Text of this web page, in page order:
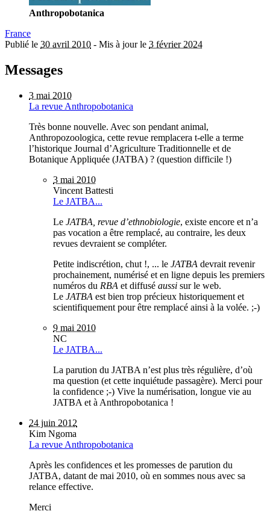
Anthropobotanica
France
Publié le 30 avril 2010 - Mis à jour le 3 février 2024
Messages
3 mai 2010
La revue Anthropobotanica
Très bonne nouvelle. Avec son pendant animal,
Anthropozoologica, cette revue remplacera t-elle a terme
l’historique Journal d’Agriculture Traditionnelle et de
Botanique Appliquée (JATBA) ? (question difficile !)
3 mai 2010
Vincent Battesti
Le JATBA...
Le JATBA, revue d’ethnobiologie, existe encore et n’a
pas vocation a être remplacé, au contraire, les deux
revues devraient se compléter.
Petite indiscrétion, chut !, ... le JATBA devrait revenir
prochainement, numérisé et en ligne depuis les premiers
numéros du RBA et diffusé aussi sur le web.
Le JATBA est bien trop précieux historiquement et
scientifiquement pour être remplacé ainsi à la volée. ;-)
9 mai 2010
NC
Le JATBA...
La parution du JATBA n’est plus très régulière, d’où
ma question (et cette inquiétude passagère). Merci pour
la confidence ;-) Vive la numérisation, longue vie au
JATBA et à Anthropobotanica !
24 juin 2012
Kim Ngoma
La revue Anthropobotanica
Après les confidences et les promesses de parution du
JATBA, datant de mai 2010, où en sommes nous avec sa
relance effective.
Merci